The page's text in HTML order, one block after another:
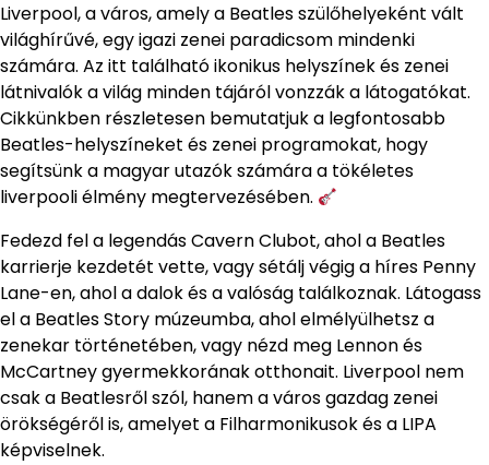
Liverpool, a város, amely a Beatles szülőhelyeként vált
világhírűvé, egy igazi zenei paradicsom mindenki
számára. Az itt található ikonikus helyszínek és zenei
látnivalók a világ minden tájáról vonzzák a látogatókat.
Cikkünkben részletesen bemutatjuk a legfontosabb
Beatles-helyszíneket és zenei programokat, hogy
segítsünk a magyar utazók számára a tökéletes
liverpooli élmény megtervezésében.
Fedezd fel a legendás Cavern Clubot, ahol a Beatles
karrierje kezdetét vette, vagy sétálj végig a híres Penny
Lane-en, ahol a dalok és a valóság találkoznak. Látogass
el a Beatles Story múzeumba, ahol elmélyülhetsz a
zenekar történetében, vagy nézd meg Lennon és
McCartney gyermekkorának otthonait. Liverpool nem
csak a Beatlesről szól, hanem a város gazdag zenei
örökségéről is, amelyet a Filharmonikusok és a LIPA
képviselnek.